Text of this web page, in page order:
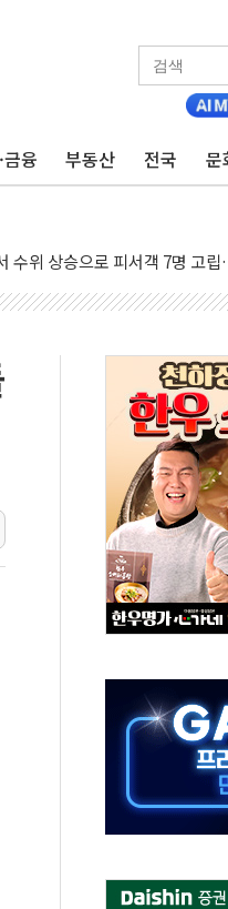
금융 부동산 전국 문
'뻔뻔' 받아친 정청래…제주 연
재검토 지시…與 "적극 환영"·
환 사망 23명…정부, 비상대응
양, 수도 베이징도 부동산 규제
똥별 멍' 운영…페르세우스 유
시간당 50mm 이상 폭우…호
기능시험 오전 집중 편성…체
누르기 방지법' 전면 재검토 지
진 시간당 20~30mm 강한 비...
야 지속…내륙 곳곳 소나기
주택 검토, 민주당 스스로 원칙
지속…청주·진천 35도, 곳곳 소
지·공소청 출범…피해자들 '범
정보 보안 새판 짠다…'자율규제
·인천 경선 발표...김민석 '재역
해임 재추진…"26일까지 의혹